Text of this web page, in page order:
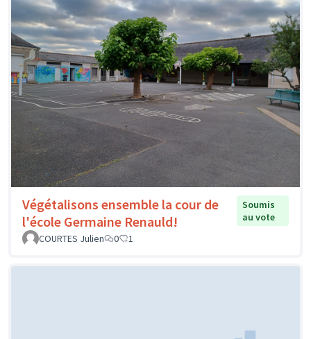
Végétalisons ensemble la cour de
l'école Germaine Renauld!
Soumis
au vote
COURTES Julien
0 1